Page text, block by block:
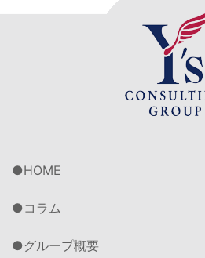
HOME
コラム
グループ概要